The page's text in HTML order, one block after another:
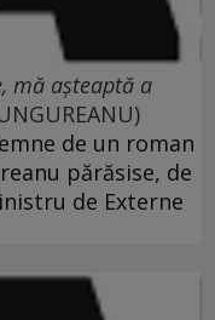
mă aşteaptă a
de un roman
părăsise, de
de Externe